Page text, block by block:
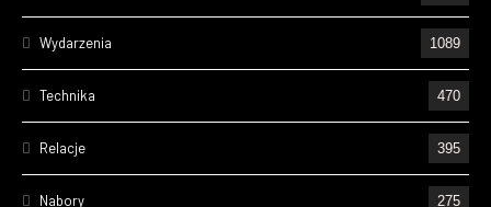
Wydarzenia 1089
Technika 470
Relacje 395
Nabory 275